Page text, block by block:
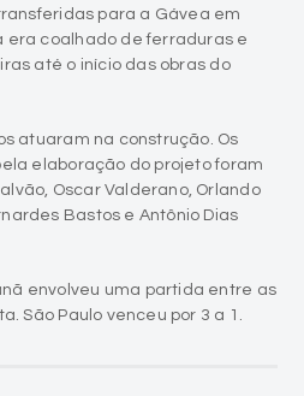
atuaram na construção. Os
elaboração do projeto foram
Bastos e Antônio Dias
envolveu uma partida entre as
São Paulo venceu por 3 a 1.